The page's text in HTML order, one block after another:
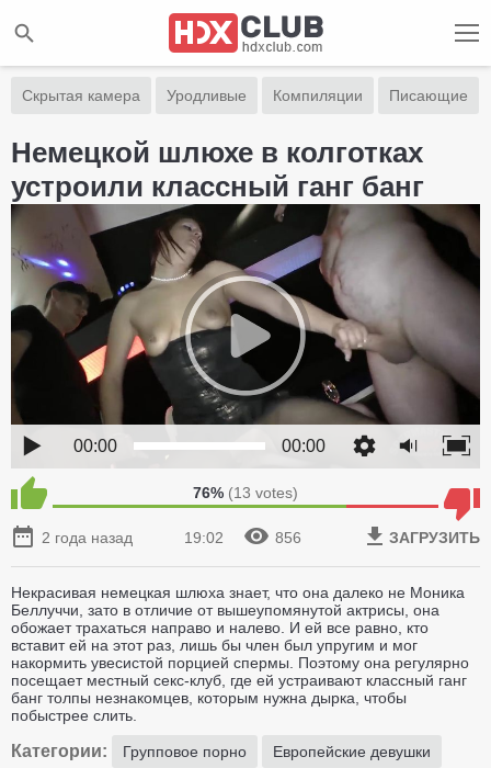
Скрытая камера Уродливые Компиляции Писающие
Немецкой шлюхе в колготках
устроили классный ганг банг
00:00 00:00
76% (13 votes)
2 года назад 19:02 856 ЗАГРУЗИТЬ
Некрасивая немецкая шлюха знает, что она далеко не Моника
Беллуччи, зато в отличие от вышеупомянутой актрисы, она
обожает трахаться направо и налево. И ей все равно, кто
вставит ей на этот раз, лишь бы член был упругим и мог
накормить увесистой порцией спермы. Поэтому она регулярно
посещает местный секс-клуб, где ей устраивают классный ганг
банг толпы незнакомцев, которым нужна дырка, чтобы
побыстрее слить.
Категории: Групповое порно Европейские девушки